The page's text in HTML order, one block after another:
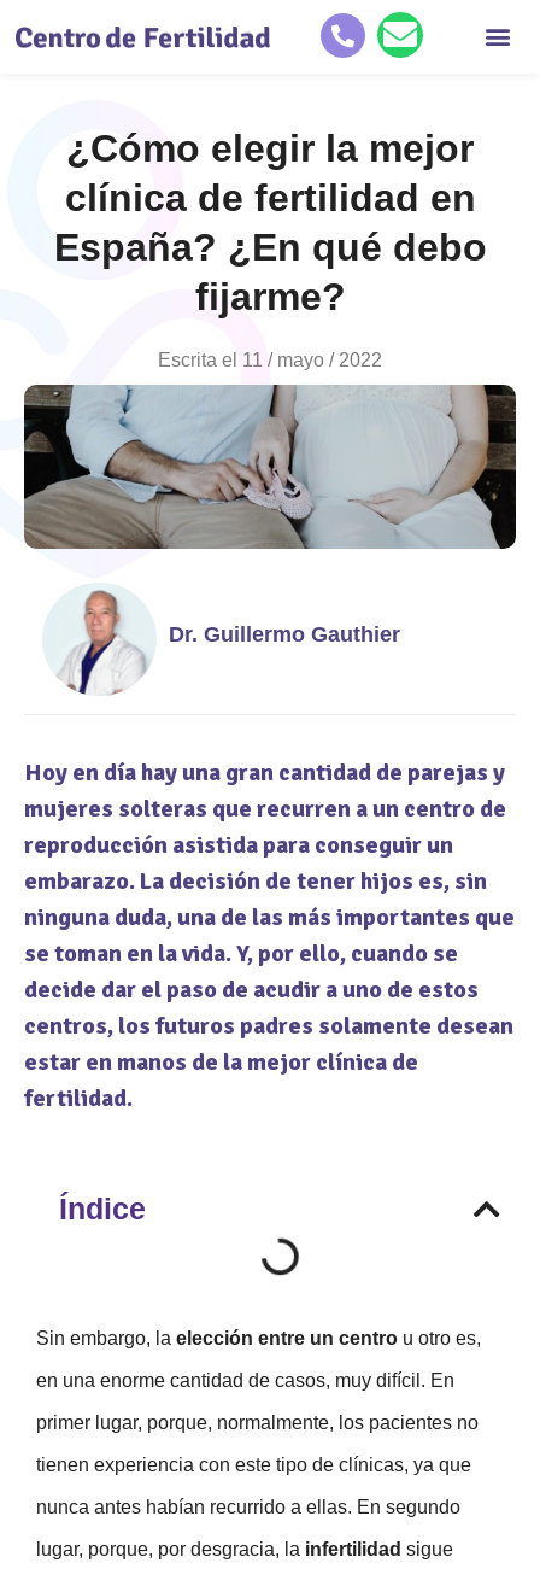
¿Cómo elegir la mejor
clínica de fertilidad en
España? ¿En qué debo
fijarme?
Escrita el 11 / mayo / 2022
Dr. Guillermo Gauthier
Hoy en día hay una gran cantidad de parejas y
mujeres solteras que recurren a un centro de
reproducción asistida para conseguir un
embarazo. La decisión de tener hijos es, sin
ninguna duda, una de las más importantes que
se toman en la vida. Y, por ello, cuando se
decide dar el paso de acudir a uno de estos
centros, los futuros padres solamente desean
estar en manos de la mejor clínica de
fertilidad.
Índice
Sin embargo, la elección entre un centro u otro es,
en una enorme cantidad de casos, muy difícil. En
primer lugar, porque, normalmente, los pacientes no
tienen experiencia con este tipo de clínicas, ya que
nunca antes habían recurrido a ellas. En segundo
lugar, porque, por desgracia, la infertilidad sigue